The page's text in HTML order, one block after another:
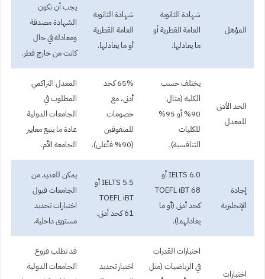
المؤهل
شهادة الثانوية
العامة القطرية أو
ما يعادلها.
شهادة الثانوية
العامة القطرية
أو ما يعادلها.
يجب أن تكون
الشهادة مصدقة
ومعادلة في حال
كانت من خارج قطر.
الحد الأدنى
للمعدل
يختلف حسب
الكلية (مثال:
90% أو 95%
للكليات
التنافسية).
65% كحد
أدنى، مع
خصومات
للمتفوقين
(90% فأعلى).
المعدل التراكمي
المطلوب في
الجامعات الدولية
عادة ما يتبع معايير
الجامعة الأم.
إجادة
الإنجليزية
IELTS 6.0 أو
TOEFL iBT 68
كحد أدنى (أو ما
يعادلهما).
IELTS 5.5 أو
TOEFL iBT
61 كحد أدنى.
يمكن للعديد من
الجامعات قبول
اختبارات تحديد
مستوى داخلية.
اختبارات
اختبارات القدرات
في الرياضيات (مثل
اختبار تحديد
قد تطلب فروع
الجامعات الدولية